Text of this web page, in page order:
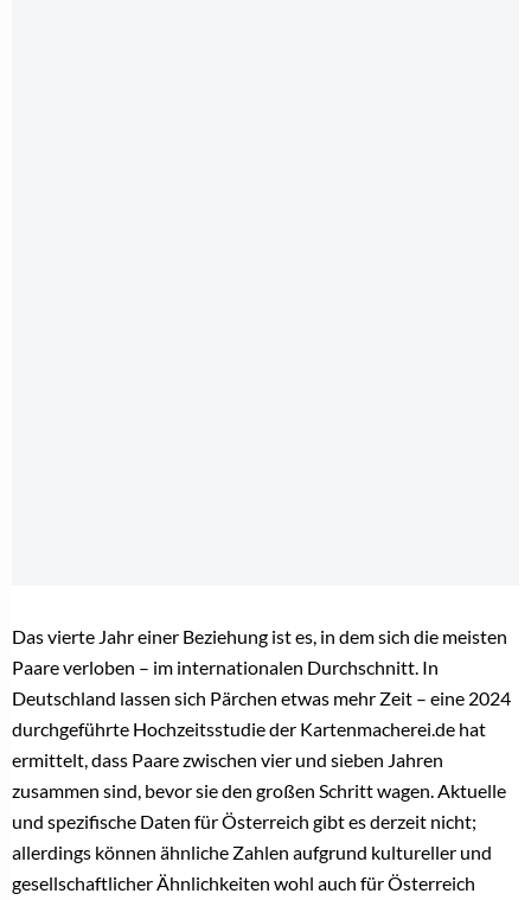
Das vierte Jahr einer Beziehung ist es, in dem sich die meisten
Paare verloben – im internationalen Durchschnitt. In
Deutschland lassen sich Pärchen etwas mehr Zeit – eine 2024
durchgeführte Hochzeitsstudie der Kartenmacherei.de hat
ermittelt, dass Paare zwischen vier und sieben Jahren
zusammen sind, bevor sie den großen Schritt wagen. Aktuelle
und spezifische Daten für Österreich gibt es derzeit nicht;
allerdings können ähnliche Zahlen aufgrund kultureller und
gesellschaftlicher Ähnlichkeiten wohl auch für Österreich